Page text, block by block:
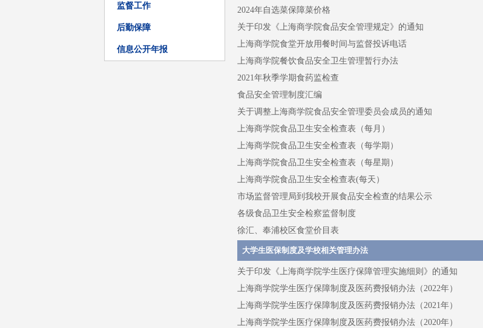
监督工作
后勤保障
信息公开年报
2024年自选菜保障菜价格
关于印发《上海商学院食品安全管理规定》的通知
上海商学院食堂开放用餐时间与监督投诉电话
上海商学院餐饮食品安全卫生管理暂行办法
2021年秋季学期食药监检查
食品安全管理制度汇编
关于调整上海商学院食品安全管理委员会成员的通知
上海商学院食品卫生安全检查表（每月）
上海商学院食品卫生安全检查表（每学期）
上海商学院食品卫生安全检查表（每星期）
上海商学院食品卫生安全检查表(每天）
市场监督管理局到我校开展食品安全检查的结果公示
各级食品卫生安全检察监督制度
徐汇、奉浦校区食堂价目表
大学生医保制度及学校相关管理办法
关于印发《上海商学院学生医疗保障管理实施细则》的通知
上海商学院学生医疗保障制度及医药费报销办法（2022年）
上海商学院学生医疗保障制度及医药费报销办法（2021年）
上海商学院学生医疗保障制度及医药费报销办法（2020年）